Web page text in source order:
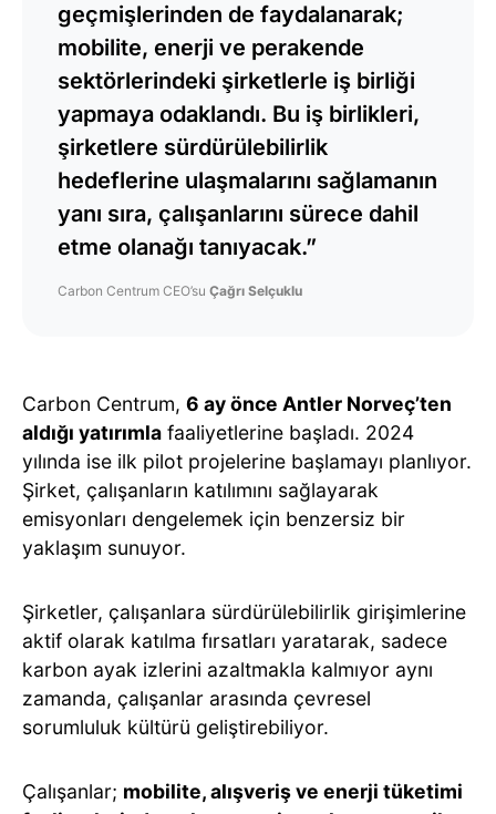
geçmişlerinden de faydalanarak;
mobilite, enerji ve perakende
sektörlerindeki şirketlerle iş birliği
yapmaya odaklandı. Bu iş birlikleri,
şirketlere sürdürülebilirlik
hedeflerine ulaşmalarını sağlamanın
yanı sıra, çalışanlarını sürece dahil
etme olanağı tanıyacak.”
Carbon Centrum CEO’su Çağrı Selçuklu
Carbon Centrum, 6 ay önce Antler Norveç’ten
aldığı yatırımla faaliyetlerine başladı. 2024
yılında ise ilk pilot projelerine başlamayı planlıyor.
Şirket, çalışanların katılımını sağlayarak
emisyonları dengelemek için benzersiz bir
yaklaşım sunuyor.
Şirketler, çalışanlara sürdürülebilirlik girişimlerine
aktif olarak katılma fırsatları yaratarak, sadece
karbon ayak izlerini azaltmakla kalmıyor aynı
zamanda, çalışanlar arasında çevresel
sorumluluk kültürü geliştirebiliyor.
Çalışanlar; mobilite, alışveriş ve enerji tüketimi